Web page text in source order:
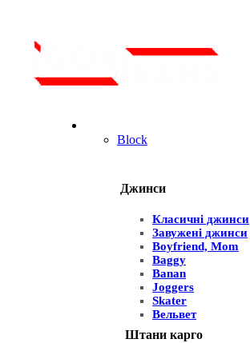
Block
Джинси
Класичні джинси
Завужені джинси
Boyfriend, Mom
Baggy
Banan
Joggers
Skater
Вельвет
Штани карго